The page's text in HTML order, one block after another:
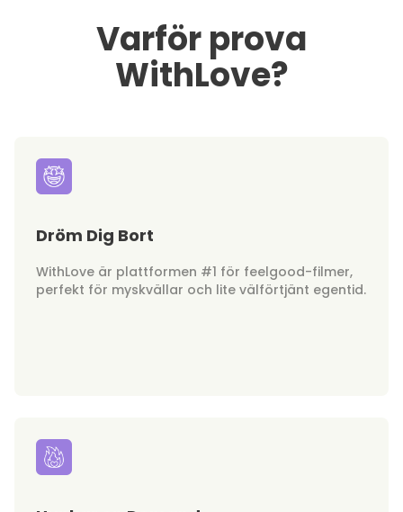
Varför prova
WithLove?
Dröm Dig Bort
WithLove är plattformen #1 för feelgood-filmer,
perfekt för myskvällar och lite välförtjänt egentid.